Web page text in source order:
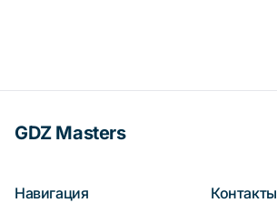
GDZ Masters
Навигация Контакты